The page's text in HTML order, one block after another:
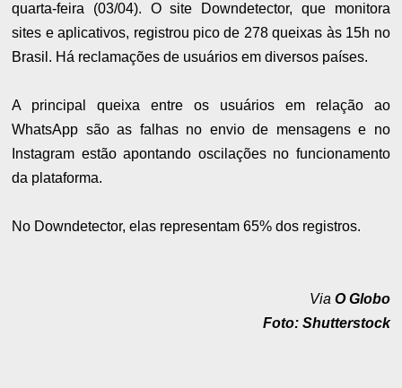
quarta-feira (03/04). O site Downdetector, que monitora
sites e aplicativos, registrou pico de 278 queixas às 15h no
Brasil. Há reclamações de usuários em diversos países.
A principal queixa entre os usuários em relação ao
WhatsApp são as falhas no envio de mensagens e no
Instagram estão apontando oscilações no funcionamento
da plataforma.
No Downdetector, elas representam 65% dos registros.
Via O Globo
Foto:Shutterstock